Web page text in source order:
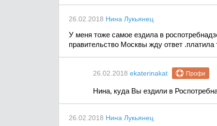
26.02.2018 Нина Лукьянец
У меня тоже самое ездила в
правительство Москвы жду ответ
26.02.2018 ekaterinakat Профи
Нина, куда Вы ездили в
26.02.2018 Нина Лукьянец